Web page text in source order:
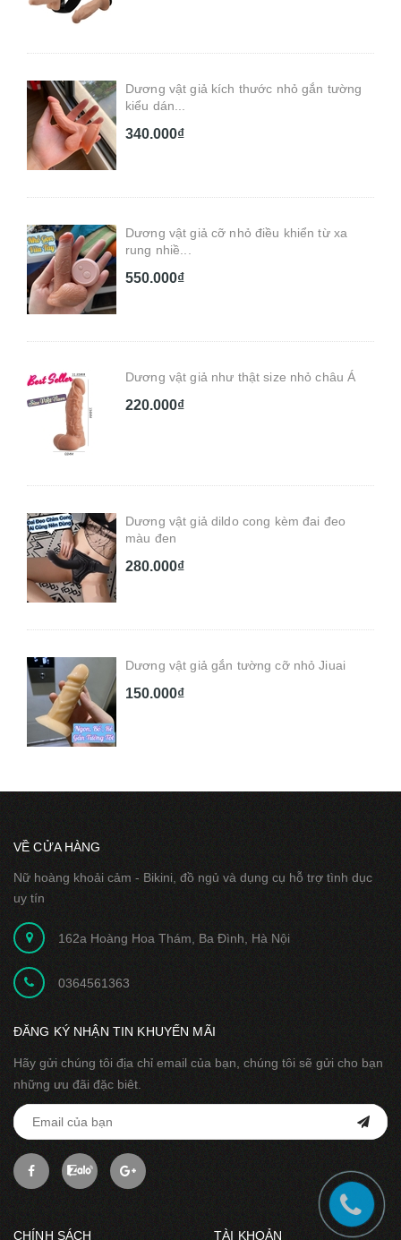
Dương vật giả kích thước nhỏ gắn tường
kiểu dán...
340.000₫
Dương vật giả cỡ nhỏ điều khiển từ xa
rung nhiề...
550.000₫
Dương vật giả như thật size nhỏ châu Á
220.000₫
Dương vật giả dildo cong kèm đai đeo
màu đen
280.000₫
Dương vật giả gắn tường cỡ nhỏ Jiuai
150.000₫
VỀ CỬA HÀNG
Nữ hoàng khoải cảm - Bikini, đồ ngủ và dụng cụ hỗ trợ tình dục
uy tín
162a Hoàng Hoa Thám, Ba Đình, Hà Nội
0364561363
ĐĂNG KÝ NHẬN TIN KHUYẾN MÃI
Hãy gửi chúng tôi địa chỉ email của bạn, chúng tôi sẽ gửi cho bạn
những ưu đãi đặc biêt.
CHÍNH SÁCH TÀI KHOẢN